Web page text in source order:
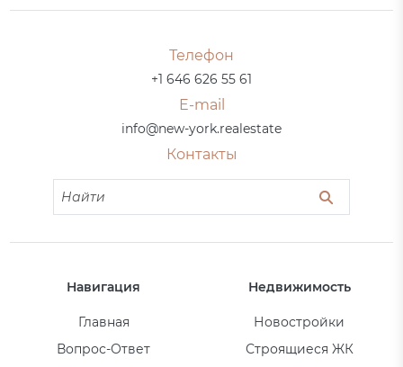
Телефон
+1 646 626 55 61
E-mail
info@new-york.realestate
Контакты
Навигация
Главная
Вопрос-Ответ
Недвижимость
Новостройки
Строящиеся ЖК